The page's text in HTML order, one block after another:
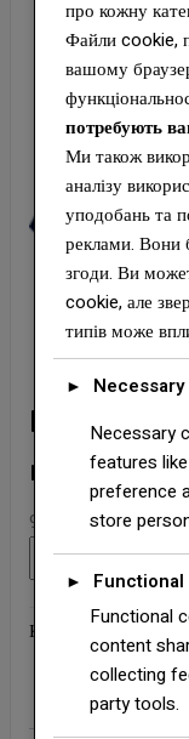
Планка
мм
982,00
₴
Планка
вітрова
матова
ARVEDI
Категорія:Планки
Опис
про кожну
Файли cookie,
вашому
потребують
Ми також
аналізу
уподобань та
реклами. Вони
згоди. Ви
cookie, але
типів може
►
Necessary
features
preference
store
►
Functional
content
collecting
party tools.